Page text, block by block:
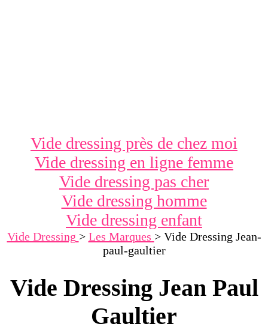
Vide dressing près de chez moi
Vide dressing en ligne femme
Vide dressing pas cher
Vide dressing homme
Vide dressing enfant
Vide Dressing > Les Marques > Vide Dressing Jean-
paul-gaultier
Vide Dressing Jean Paul
Gaultier